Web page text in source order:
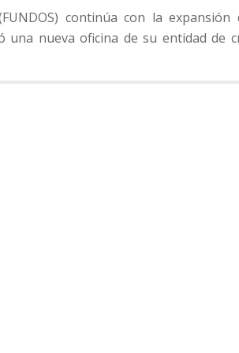
continúa con la expansión
una nueva oficina de su entidad de